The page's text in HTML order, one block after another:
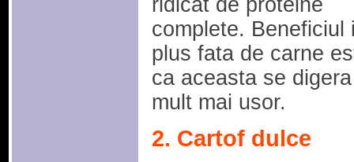
ridicat de proteine
complete. Beneficiul
plus fata de carne
ca aceasta se digera
mult mai usor.
2. Cartof dulce